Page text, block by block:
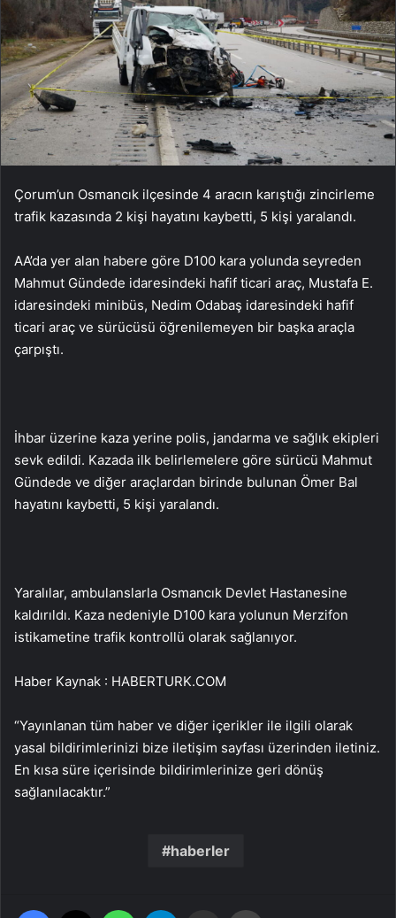
Çorum’un Osmancık ilçesinde 4 aracın karıştığı zincirleme
trafik kazasında 2 kişi hayatını kaybetti, 5 kişi yaralandı.
AA’da yer alan habere göre D100 kara yolunda seyreden
Mahmut Gündede idaresindeki hafif ticari araç, Mustafa E.
idaresindeki minibüs, Nedim Odabaş idaresindeki hafif
ticari araç ve sürücüsü öğrenilemeyen bir başka araçla
çarpıştı.
İhbar üzerine kaza yerine polis, jandarma ve sağlık ekipleri
sevk edildi. Kazada ilk belirlemelere göre sürücü Mahmut
Gündede ve diğer araçlardan birinde bulunan Ömer Bal
hayatını kaybetti, 5 kişi yaralandı.
Yaralılar, ambulanslarla Osmancık Devlet Hastanesine
kaldırıldı. Kaza nedeniyle D100 kara yolunun Merzifon
istikametine trafik kontrollü olarak sağlanıyor.
Haber Kaynak : HABERTURK.COM
“Yayınlanan tüm haber ve diğer içerikler ile ilgili olarak
yasal bildirimlerinizi bize iletişim sayfası üzerinden iletiniz.
En kısa süre içerisinde bildirimlerinize geri dönüş
sağlanılacaktır.”
haberler
Facebook WhatsApp Email'den paylaş